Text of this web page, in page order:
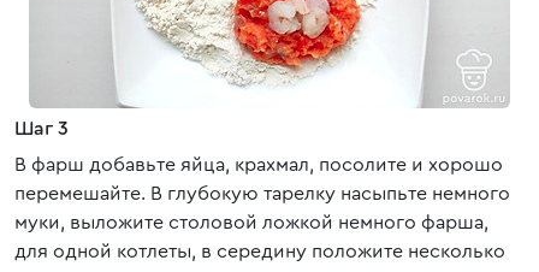
Шаг 3
В фарш добавьте яйца, крахмал, посолите и хорошо
перемешайте. В глубокую тарелку насыпьте немного
муки, выложите столовой ложкой немного фарша,
для одной котлеты, в середину положите несколько